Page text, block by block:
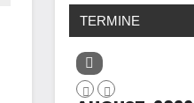
TERMINE